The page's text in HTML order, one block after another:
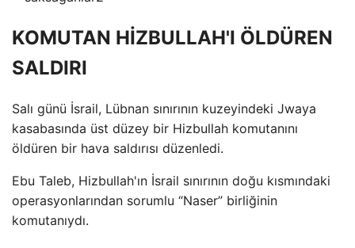
KOMUTAN HİZBULLAH'I ÖLDÜREN
SALDIRI
Salı günü İsrail, Lübnan sınırının kuzeyindeki Jwaya
kasabasında üst düzey bir Hizbullah komutanını
öldüren bir hava saldırısı düzenledi.
Ebu Taleb, Hizbullah'ın İsrail sınırının doğu kısmındaki
operasyonlarından sorumlu “Naser” birliğinin
komutanıydı.